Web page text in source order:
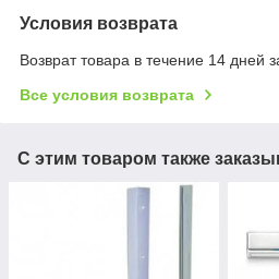
Условия возврата
Возврат товара в течение 14 дней
Все условия возврата
С этим товаром также